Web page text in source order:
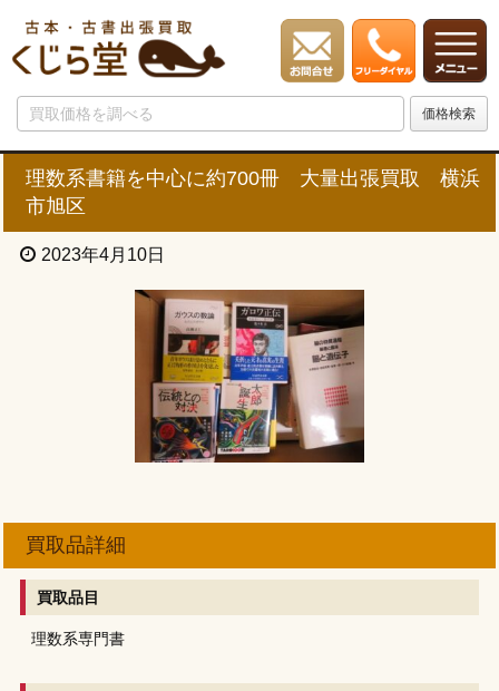
理数系書籍を中心に約700冊 大量出張買取 横浜
市旭区
2023年4月10日
買取品詳細
買取品目
理数系専門書